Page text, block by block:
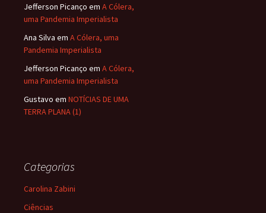
Jefferson Picanço em A Cólera,
uma Pandemia Imperialista
Ana Silva em A Cólera, uma
Pandemia Imperialista
Jefferson Picanço em A Cólera,
uma Pandemia Imperialista
Gustavo em NOTÍCIAS DE UMA
TERRA PLANA (1)
Categorias
Carolina Zabini
Ciências